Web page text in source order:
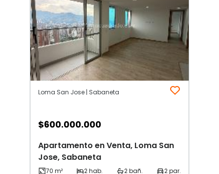
Loma San Jose | Sabaneta
$600.000.000
Apartamento en Venta, Loma San
Jose, Sabaneta